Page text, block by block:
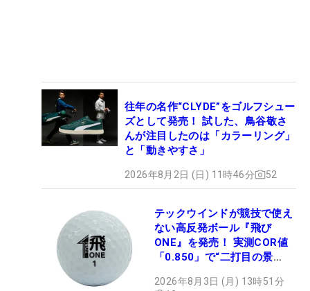
往年の名作“CLYDE”をゴルフシュー
ズとして発売！ 試した、鳥谷敬さ
んが注目したのは「カラーリング」
と「動きやすさ」
2026年8月2日 (日) 11時46分 52
テックウインドが競技で使え
ない高反発ボール『飛び
ONE』を発売！ 実測COR値
「0.850」で“二打目の景
2026年8月3日 (月) 13時51分